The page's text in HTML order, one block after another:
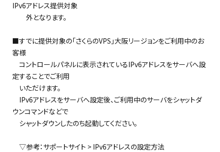
IPv6アドレス提供対象
外となります。
■すでに提供対象の「さくらのVPS」大阪リージョンをご利用中のお
客様
コントロールパネルに表示されているIPv6アドレスをサーバへ設
定することでご利用
いただけます。
IPv6アドレスをサーバへ設定後、ご利用中のサーバをシャットダ
ウンコマンドなどで
シャットダウンしたのち起動してください。
▽参考：サポートサイト > IPv6アドレスの設定方法